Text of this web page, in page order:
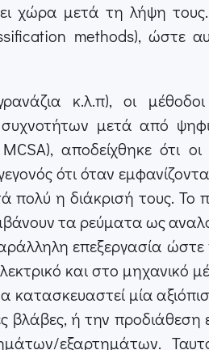
χώρα μετά τη λήψη τους.
methods), ώστε
κ.λ.π), οι
μετά από
αποδείχθηκε ότι οι
ότι όταν
η διάκρισή τους. Το
τα ρεύματα ως
επεξεργασία
και στο μηχανικό
κατασκευαστεί μία
ή την προδιάθεση
εξαρτημάτων.